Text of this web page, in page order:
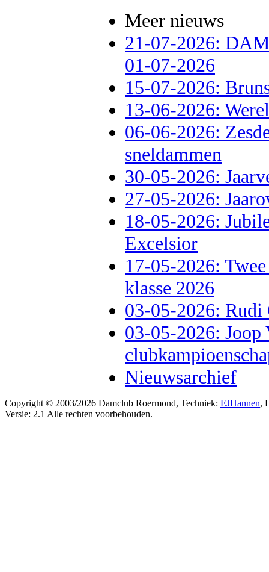
Meer nieuws
21-07-2026:
01-07-2026
15-07-2026:
13-06-2026:
06-06-2026:
sneldammen
30-05-2026:
27-05-2026:
18-05-2026:
Excelsior
17-05-2026:
klasse 2026
03-05-2026: Rudi
03-05-2026: Joop
Nieuwsarchief
Copyright © 2003/2026 Damclub Roermond, Techniek: EJHannen,
Versie: 2.1 Alle rechten voorbehouden.